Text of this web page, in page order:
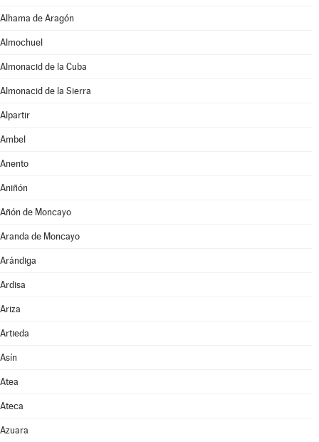
Alhama de Aragón
Almochuel
Almonacid de la Cuba
Almonacid de la Sierra
Alpartir
Ambel
Anento
Aniñón
Añón de Moncayo
Aranda de Moncayo
Arándiga
Ardisa
Ariza
Artieda
Asín
Atea
Ateca
Azuara